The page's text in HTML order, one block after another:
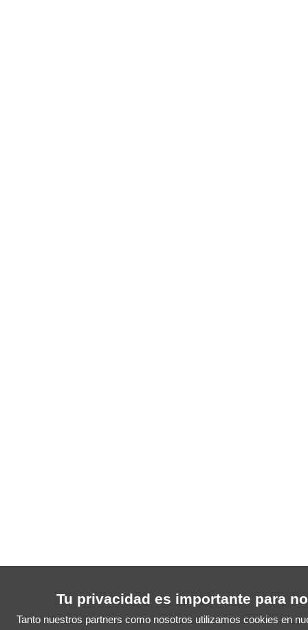
Tu privacidad es importante para
Tanto nuestros partners como nosotros utilizamos cookies en